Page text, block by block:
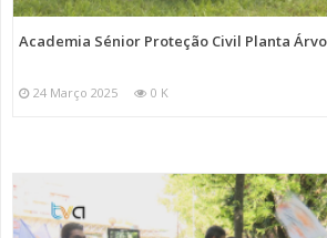
Academia Sénior Proteção Civil Planta
24 Março 2025 0 K